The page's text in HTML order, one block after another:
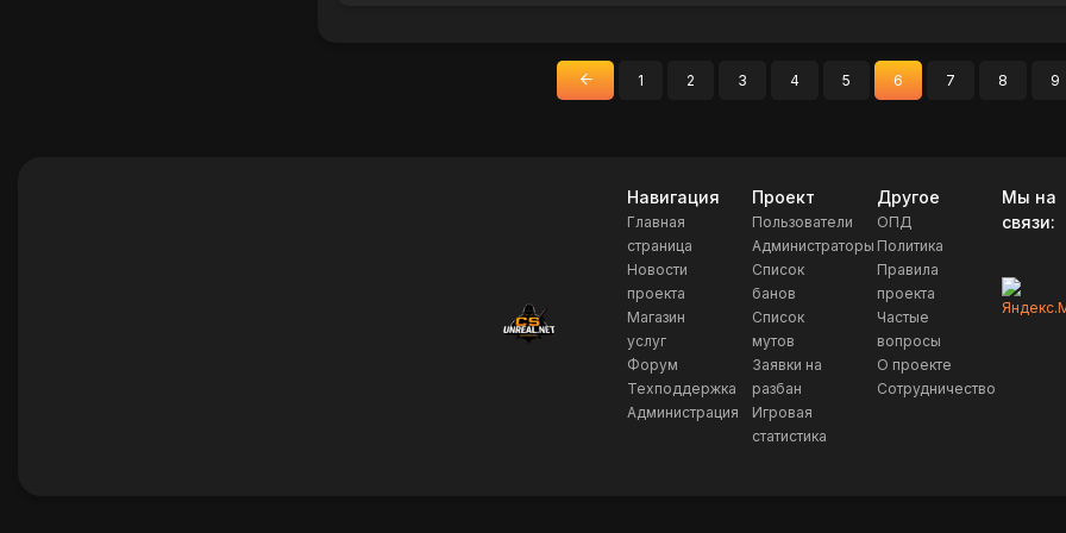
« 1 2 3 4 5 6 7 8 9
Навигация
Главная
страница
Новости
проекта
Магазин
услуг
Форум
Техподдержка
Администрация
Проект
Пользователи
Администраторы
Список
банов
Список
мутов
Заявки на
разбан
Игровая
статистика
Другое
ОПД
Политика
Правила
проекта
Частые
вопросы
О проекте
Сотрудничество
Мы на
связи: